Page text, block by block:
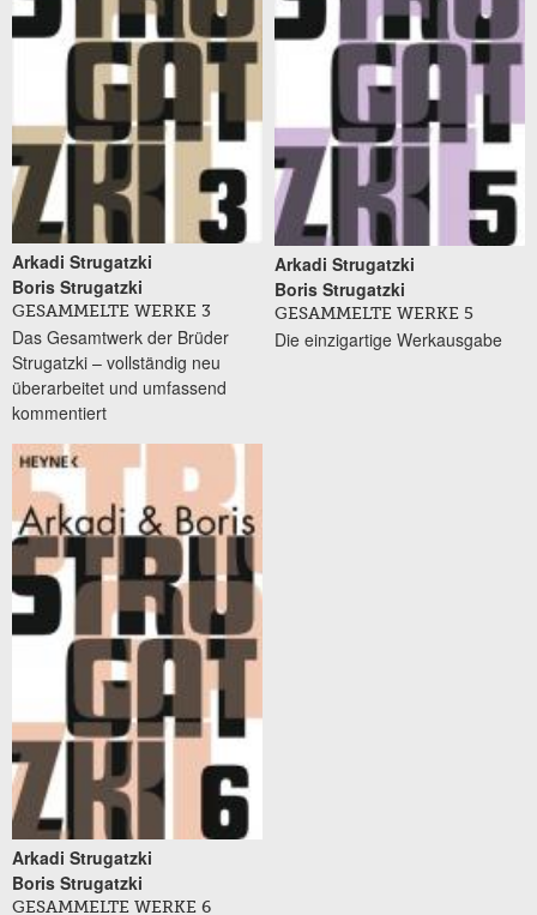
Arkadi Strugatzki
Boris Strugatzki
GESAMMELTE WERKE 3
Das Gesamtwerk der Brüder
Strugatzki – vollständig neu
überarbeitet und umfassend
kommentiert
Arkadi Strugatzki
Boris Strugatzki
GESAMMELTE WERKE 5
Die einzigartige Werkausgabe
Arkadi Strugatzki
Boris Strugatzki
GESAMMELTE WERKE 6